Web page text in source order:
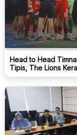
Head to Head
Tipis, The Lions